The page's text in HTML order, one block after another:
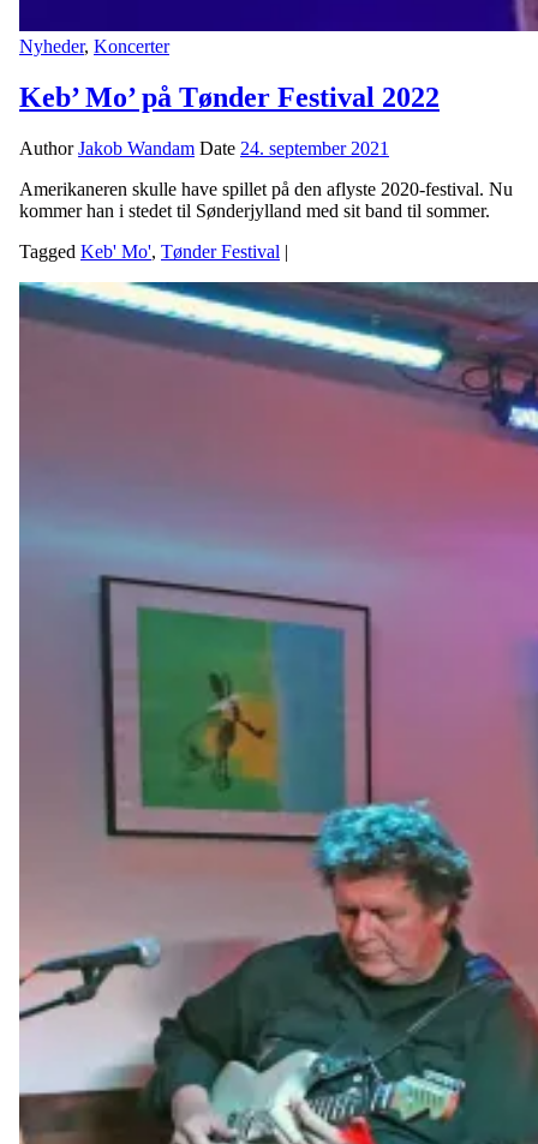
Nyheder, Koncerter
Keb’ Mo’ på Tønder Festival 2022
AuthorJakob Wandam Date 24. september 2021
Amerikaneren skulle have spillet på den aflyste 2020-festival. Nu
kommer han i stedet til Sønderjylland med sit band til sommer.
Tagged Keb' Mo', Tønder Festival |